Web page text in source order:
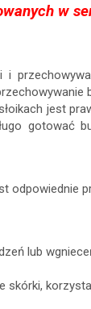
w
jest
gotować
odpowiednie
lub
skórki,